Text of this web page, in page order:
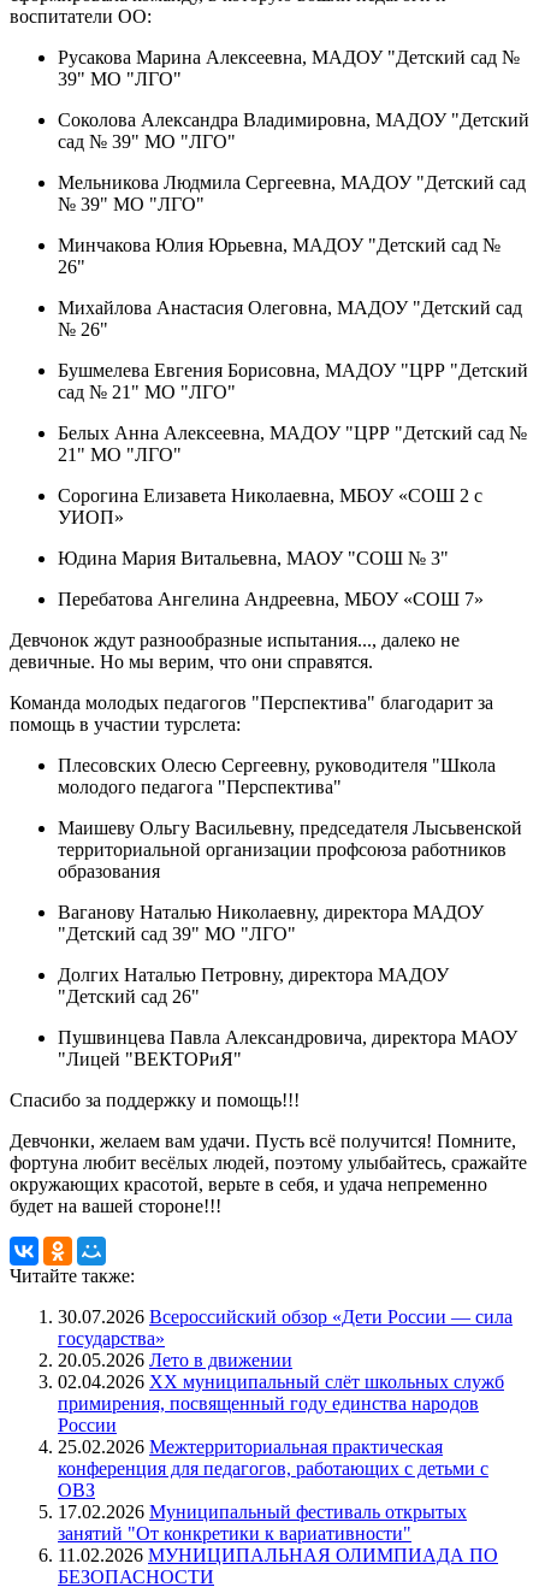
воспитатели ОО:
Русакова Марина Алексеевна, МАДОУ "Детский сад №
39" МО "ЛГО"
Соколова Александра Владимировна, МАДОУ "Детский
сад № 39" МО "ЛГО"
Мельникова Людмила Сергеевна, МАДОУ "Детский сад
№ 39" МО "ЛГО"
Минчакова Юлия Юрьевна, МАДОУ "Детский сад №
26"
Михайлова Анастасия Олеговна, МАДОУ "Детский сад
№ 26"
Бушмелева Евгения Борисовна, МАДОУ "ЦРР "Детский
сад № 21" МО "ЛГО"
Белых Анна Алексеевна, МАДОУ "ЦРР "Детский сад №
21" МО "ЛГО"
Сорогина Елизавета Николаевна, МБОУ «СОШ 2 с
УИОП»
Юдина Мария Витальевна, МАОУ "СОШ № 3"
Перебатова Ангелина Андреевна, МБОУ «СОШ 7»
Девчонок ждут разнообразные испытания..., далеко не
девичные. Но мы верим, что они справятся.
Команда молодых педагогов "Перспектива" благодарит за
помощь в участии турслета:
Плесовских Олесю Сергеевну, руководителя "Школа
молодого педагога "Перспектива"
Маишеву Ольгу Васильевну, председателя Лысьвенской
территориальной организации профсоюза работников
образования
Ваганову Наталью Николаевну, директора МАДОУ
"Детский сад 39" МО "ЛГО"
Долгих Наталью Петровну, директора МАДОУ
"Детский сад 26"
Пушвинцева Павла Александровича, директора МАОУ
"Лицей "ВЕКТОРиЯ"
Спасибо за поддержку и помощь!!!
Девчонки, желаем вам удачи. Пусть всё получится! Помните,
фортуна любит весёлых людей, поэтому улыбайтесь, сражайте
окружающих красотой, верьте в себя, и удача непременно
будет на вашей стороне!!!
Читайте также:
30.07.2026 Всероссийский обзор «Дети России — сила
государства»
20.05.2026 Лето в движении
02.04.2026 XX муниципальный слёт школьных служб
примирения, посвященный году единства народов
России
25.02.2026 Межтерриториальная практическая
конференция для педагогов, работающих с детьми с
ОВЗ
17.02.2026 Муниципальный фестиваль открытых
занятий "От конкретики к вариативности"
11.02.2026 МУНИЦИПАЛЬНАЯ ОЛИМПИАДА ПО
БЕЗОПАСНОСТИ